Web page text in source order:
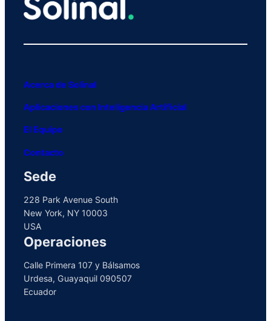
Acerca de Solinal
Aplicaciones con Inteligencia Artificial
El Equipo
Contacto
Sede
228 Park Avenue South
New York, NY 10003
USA
Operaciones
Calle Primera 107 y Bálsamos
Urdesa, Guayaquil 090507
Ecuador